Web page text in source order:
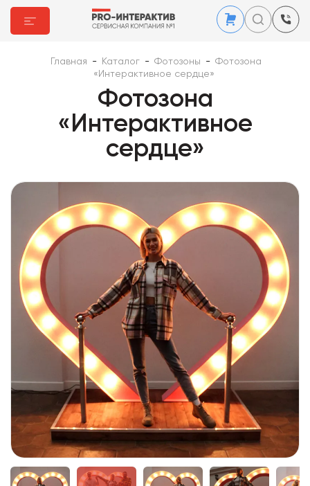
Главная - Каталог - Фотозоны - Фотозона
«Интерактивное сердце»
Фотозона
«Интерактивное
сердце»